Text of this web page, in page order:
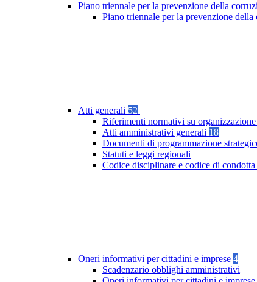
Piano triennale per la prevenzione della
Piano triennale per la prevenzione
Atti generali 52
Riferimenti normativi su
Atti amministrativi generali 18
Documenti di programmazione
Statuti e leggi regionali
Codice disciplinare e codice di condotta
Oneri informativi per cittadini e imprese 4
Scadenzario obblighi amministrativi